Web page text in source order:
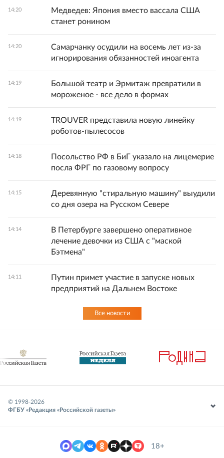
14:20
Медведев: Япония вместо вассала США
станет ронином
14:20
Самарчанку осудили на восемь лет из-за
игнорирования обязанностей иноагента
14:19
Большой театр и Эрмитаж превратили в
мороженое - все дело в формах
14:19
TROUVER представила новую линейку
роботов-пылесосов
14:18
Посольство РФ в БиГ указало на лицемерие
посла ФРГ по газовому вопросу
14:15
Деревянную "стиральную машину" выудили
со дня озера на Русском Севере
14:14
В Петербурге завершено оперативное
лечение девочки из США с "маской
Бэтмена"
14:11
Путин примет участие в запуске новых
предприятий на Дальнем Востоке
Все новости
© 1998-2026
ФГБУ «Редакция «Российской газеты»
18+